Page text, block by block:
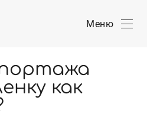
Меню
как